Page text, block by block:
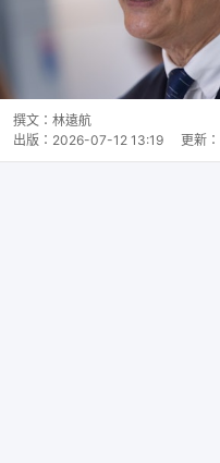
撰文： 林遠航
出版： 2026-07-12 13:19 更新：